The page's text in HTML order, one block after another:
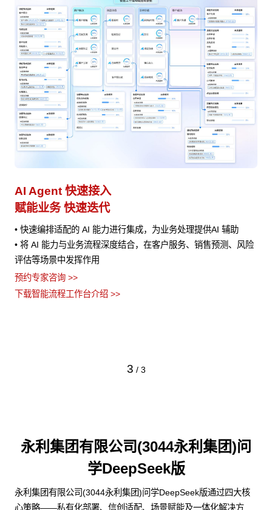
AI Agent 快速接入
赋能业务 快速迭代
• 快速编排适配的 AI 能力进行集成，为业务处理提供AI 辅助
• 将 AI 能力与业务流程深度结合，在客户服务、销售预测、风险
评估等场景中发挥作用
预约专家咨询 >>
下载智能流程工作台介绍 >>
3 / 3
永利集团有限公司(3044永利集团)问
学DeepSeek版
永利集团有限公司(3044永利集团)问学DeepSeek版通过四大核
心策略——私有化部署、信创适配、场景赋能及一体化解决方